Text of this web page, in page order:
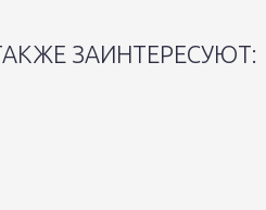
ЗАИНТЕРЕСУЮТ: